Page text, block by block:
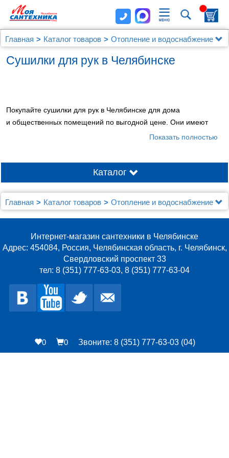
Главная Каталог товаров
Отопление и водоснабжение
Сушилки для рук
Сушилки для рук в Челябинске
Покупайте сушилки для рук в Челябинске для дома
и общественных помещений по выгодной цене. Они имеют
автоматическое управление, а некоторые модели имеют
Показать полностью
Каталог
Главная Каталог товаров
Отопление и водоснабжение
Сушилки для рук
Интернет-магазин сантехники в Челябинске
Адрес: 454084, Россия, Челябинская область, г. Челябинск,
Свердловский проспект 33
тел: 8 (351) 777-63-03, 8 (351) 777-63-04
0 0 Звоните: 8 (351) 777-63-03 (04)